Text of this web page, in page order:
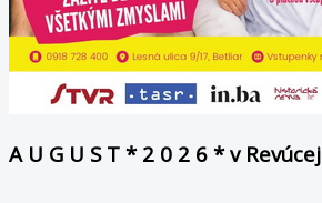
A U G U S T * 2 0 2 6 * v Revúcej